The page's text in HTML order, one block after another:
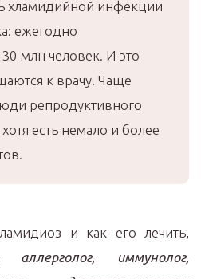
хламидийной инфекции
ежегодно
млн человек. И это
к врачу. Чаще
репродуктивного
есть немало и более
и как его лечить,
аллерголог, иммунолог,